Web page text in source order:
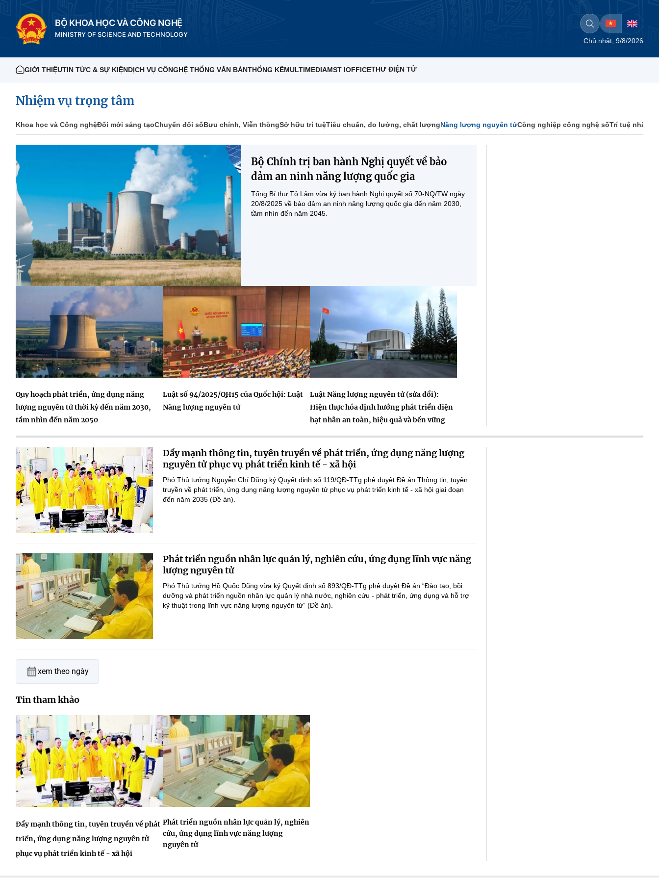
BỘ KHOA HỌC VÀ CÔNG NGHỆ
MINISTRY OF SCIENCE AND TECHNOLOGY
Chủ nhật, 9/8/2026
GIỚI THIỆUTIN TỨC & SỰ KIỆNDỊCH VỤ CÔNGHỆ THỐNG VĂN BẢNTHỐNG KÊMULTIMEDIAMST IOFFICETHƯ ĐIỆN TỬ
Nhiệm vụ trọng tâm
Khoa học và Công nghệĐổi mới sáng tạoChuyển đổi sốBưu chính, Viễn thôngSở hữu trí tuệTiêu chuẩn, đo lường, chất lượngNăng lượng nguyên tửCông nghiệp công nghệ sốTrí tuệ nhân
Bộ Chính trị ban hành Nghị quyết về bảo
đảm an ninh năng lượng quốc gia
Tổng Bí thư Tô Lâm vừa ký ban hành Nghị quyết số 70-NQ/TW ngày
20/8/2025 về bảo đảm an ninh năng lượng quốc gia đến năm 2030,
tầm nhìn đến năm 2045.
Quy hoạch phát triển, ứng dụng năng
lượng nguyên tử thời kỳ đến năm 2030,
tầm nhìn đến năm 2050
Luật số 94/2025/QH15 của Quốc hội: Luật
Năng lượng nguyên tử
Luật Năng lượng nguyên tử (sửa đổi):
Hiện thực hóa định hướng phát triển điện
hạt nhân an toàn, hiệu quả và bền vững
Đẩy mạnh thông tin, tuyên truyền về phát triển, ứng dụng năng lượng
nguyên tử phục vụ phát triển kinh tế - xã hội
Phó Thủ tướng Nguyễn Chí Dũng ký Quyết định số 119/QĐ-TTg phê duyệt Đề án Thông tin, tuyên
truyền về phát triển, ứng dụng năng lượng nguyên tử phục vụ phát triển kinh tế - xã hội giai đoạn
đến năm 2035 (Đề án).
Phát triển nguồn nhân lực quản lý, nghiên cứu, ứng dụng lĩnh vực năng
lượng nguyên tử
Phó Thủ tướng Hồ Quốc Dũng vừa ký Quyết định số 893/QĐ-TTg phê duyệt Đề án “Đào tạo, bồi
dưỡng và phát triển nguồn nhân lực quản lý nhà nước, nghiên cứu - phát triển, ứng dụng và hỗ trợ
kỹ thuật trong lĩnh vực năng lượng nguyên tử” (Đề án).
xem theo ngày
Tin tham khảo
Đẩy mạnh thông tin, tuyên truyền về phát
triển, ứng dụng năng lượng nguyên tử
phục vụ phát triển kinh tế - xã hội
Phát triển nguồn nhân lực quản lý, nghiên
cứu, ứng dụng lĩnh vực năng lượng
nguyên tử